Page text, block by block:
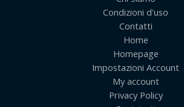
Condizioni d'uso
Contatti
Home
Homepage
Impostazioni Account
My account
Privacy Policy